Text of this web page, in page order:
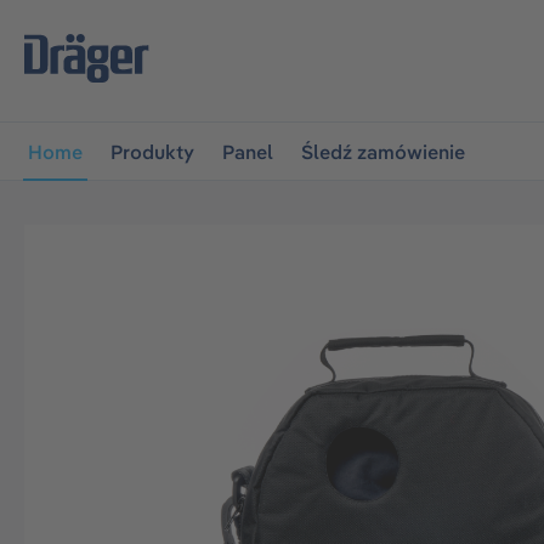
do głównej nawigacji
Home Produkty Panel Śledź zamówienie